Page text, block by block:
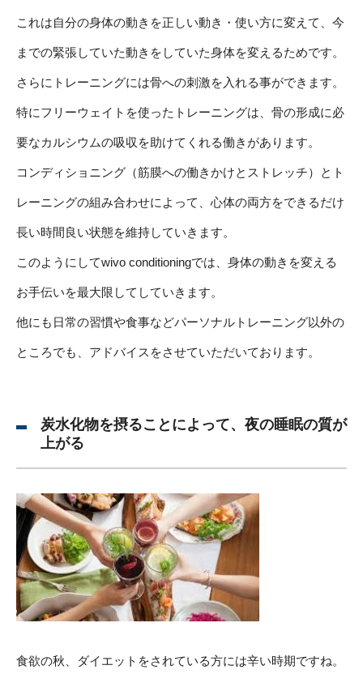
これは自分の身体の動きを正しい動き・使い方に変えて、今
までの緊張していた動きをしていた身体を変えるためです。
さらにトレーニングには骨への刺激を入れる事ができます。
特にフリーウェイトを使ったトレーニングは、骨の形成に必
要なカルシウムの吸収を助けてくれる働きがあります。
コンディショニング（筋膜への働きかけとストレッチ）とト
レーニングの組み合わせによって、心体の両方をできるだけ
長い時間良い状態を維持していきます。
このようにしてwivo conditioningでは、身体の動きを変える
お手伝いを最大限してしていきます。
他にも日常の習慣や食事などパーソナルトレーニング以外の
ところでも、アドバイスをさせていただいております。
炭水化物を摂ることによって、夜の睡眠の質が
上がる
食欲の秋、ダイエットをされている方には辛い時期ですね。